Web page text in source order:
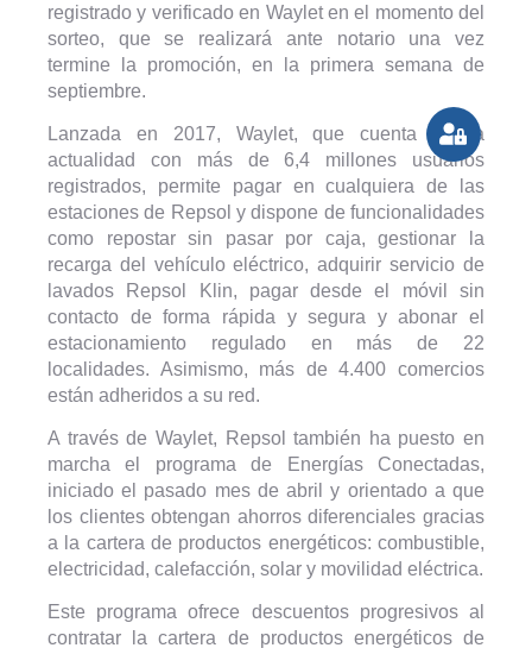
registrado y verificado en Waylet en el momento del
sorteo, que se realizará ante notario una vez
termine la promoción, en la primera semana de
septiembre.
Lanzada en 2017, Waylet, que cuenta en la
actualidad con más de 6,4 millones usuarios
registrados, permite pagar en cualquiera de las
estaciones de Repsol y dispone de funcionalidades
como repostar sin pasar por caja, gestionar la
recarga del vehículo eléctrico, adquirir servicio de
lavados Repsol Klin, pagar desde el móvil sin
contacto de forma rápida y segura y abonar el
estacionamiento regulado en más de 22
localidades. Asimismo, más de 4.400 comercios
están adheridos a su red.
A través de Waylet, Repsol también ha puesto en
marcha el programa de Energías Conectadas,
iniciado el pasado mes de abril y orientado a que
los clientes obtengan ahorros diferenciales gracias
a la cartera de productos energéticos: combustible,
electricidad, calefacción, solar y movilidad eléctrica.
Este programa ofrece descuentos progresivos al
contratar la cartera de productos energéticos de